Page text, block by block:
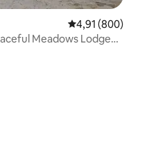
Évaluation
4,91 (800)
Meadows Lodge